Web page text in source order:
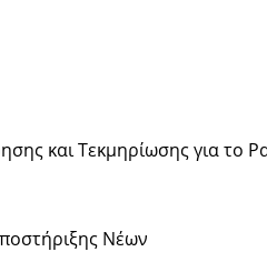
και Τεκμηρίωσης για το
Νέων